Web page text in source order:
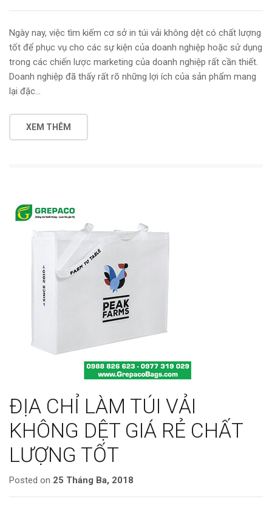
Ngày nay, việc tìm kiếm cơ sở in túi vải không dệt có chất lượng
tốt để phục vụ cho các sự kiện của doanh nghiệp hoặc sử dụng
trong các chiến lược marketing của doanh nghiệp rất cần thiết.
Doanh nghiệp đã thấy rất rõ những lợi ích của sản phẩm mang
lại đặc…
XEM THÊM
ĐỊA CHỈ LÀM TÚI VẢI
KHÔNG DỆT GIÁ RẺ CHẤT
LƯỢNG TỐT
Posted on 25 Tháng Ba, 2018